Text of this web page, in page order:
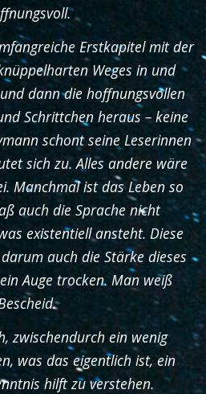
Erstkapitel mit der
Weges in und
dann die hoffnungsvollen
Schrittchen heraus – keine
schont seine Leserinnen
sich zu. Alles andere wäre
Manchmal ist das Leben so
auch die Sprache nicht
existentiell ansteht. Diese
auch die Stärke dieses
Auge trocken. Man weiß
zwischendurch ein wenig
was das eigentlich ist, ein
hilft zu verstehen.